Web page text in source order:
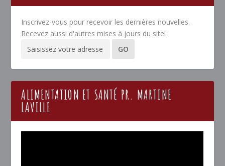
Inscrivez-vous pour recevoir les dernières nouvelles.
Recevez aussi d'autres mises à jours du site!
ALIMENTATION ET SANTÉ PR. MARTINE
LAVILLE